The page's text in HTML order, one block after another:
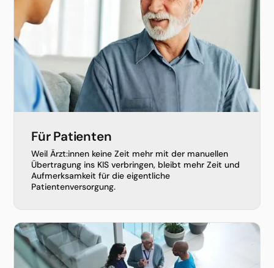
Für Patienten
Weil Ärzt:innen keine Zeit mehr mit der manuellen
Übertragung ins KIS verbringen, bleibt mehr Zeit und
Aufmerksamkeit für die eigentliche
Patientenversorgung.